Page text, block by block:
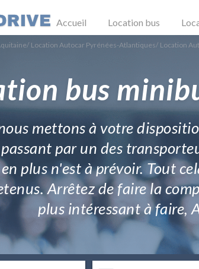
Accueil Location bus
/ Location Autocar Pyrénées-Atlantiques/ Location
bus
mettons à votre
par un des
plus n'est à prévoir. Tout
Arrêtez de faire la
plus intéressant à faire,